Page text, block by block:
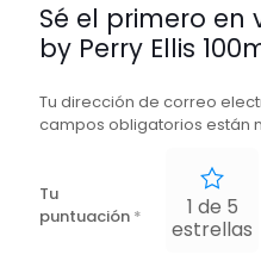
Sé el primero en
by Perry Ellis
Tu dirección de correo
campos obligatorios están
Tu
puntuación *
1 de 5
estrellas